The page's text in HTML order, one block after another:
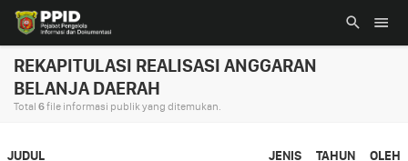
REKAPITULASI REALISASI ANGGARAN
BELANJA DAERAH
Total 6file informasi publik yang ditemukan.
JUDUL JENIS TAHUN OLEH